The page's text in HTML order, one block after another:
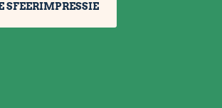
SFEERIMPRESSIE